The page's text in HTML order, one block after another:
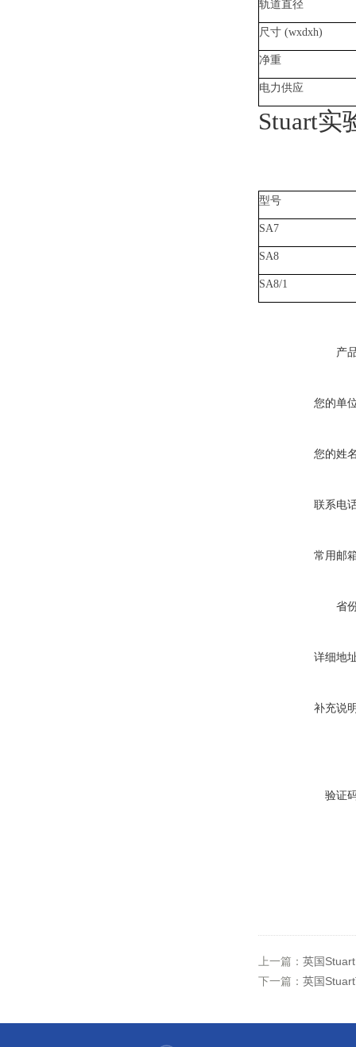
轨道直径
尺寸 (wxdxh)
净重
电力供应
Stuart实
型号
SA7
SA8
SA8/1
产
您的单
您的姓
联系电
常用邮
省
详细地
补充说
验证
上一篇： 英国
下一篇： 英国